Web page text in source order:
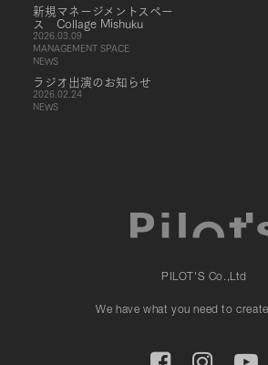
新規マネージメントスペー
ス Collage Mishuku
2026.03.09
MANAGEMENT SPACE
NEWS
ラジオ出演のお知らせ
2026.02.24
NEWS
PILOT'S Co.,Ltd
We have what you need to